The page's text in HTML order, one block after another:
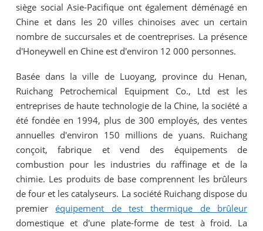
siège social Asie-Pacifique ont également déménagé en
Chine et dans les 20 villes chinoises avec un certain
nombre de succursales et de coentreprises. La présence
d'Honeywell en Chine est d'environ 12 000 personnes.
Basée dans la ville de Luoyang, province du Henan,
Ruichang Petrochemical Equipment Co., Ltd est les
entreprises de haute technologie de la Chine, la société a
été fondée en 1994, plus de 300 employés, des ventes
annuelles d'environ 150 millions de yuans. Ruichang
conçoit, fabrique et vend des équipements de
combustion pour les industries du raffinage et de la
chimie. Les produits de base comprennent les brûleurs
de four et les catalyseurs. La société Ruichang dispose du
premieréquipement de test thermique de brûleur
domestique et d'une plate-forme de test à froid. La